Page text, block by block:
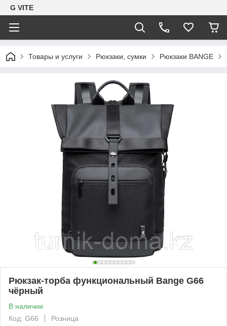
G VITE
Товары и услуги Рюкзаки, сумки Рюкзаки BANGE
Рюкзак-торба функциональный Bange G66
чёрный
В наличии
Код: G66
Розница